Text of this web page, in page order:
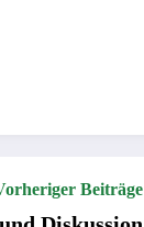
Beiträge